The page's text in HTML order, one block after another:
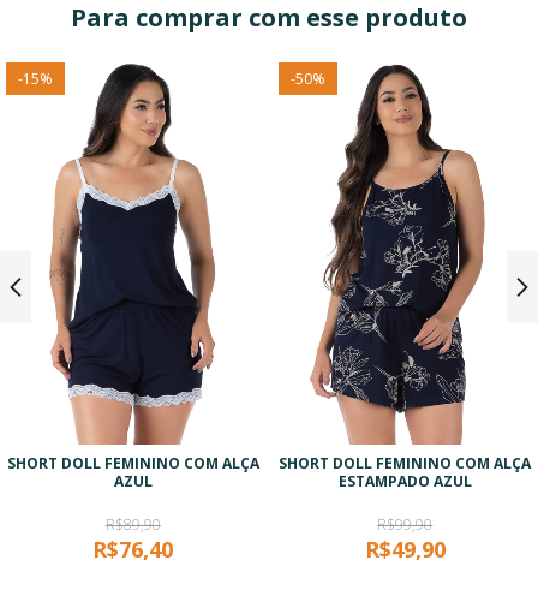
Para comprar com esse produto
-15%
SHORT DOLL FEMININO COM ALÇA
AZUL
R$89,90
R$76,40
-50%
SHORT DOLL FEMININO COM ALÇA
ESTAMPADO AZUL
R$99,90
R$49,90